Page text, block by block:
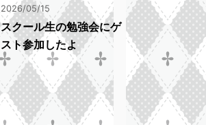
2026/05/15
スクール生の勉強会にゲ
スト参加したよ